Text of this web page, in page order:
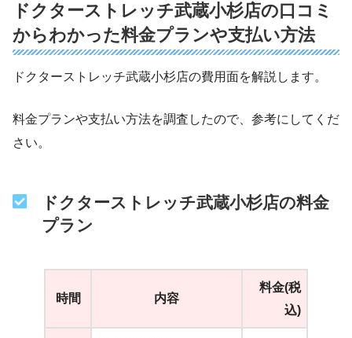
ドクターストレッチ武蔵小杉店の口コミ
からわかった料金プランや支払い方法
ドクターストレッチ武蔵小杉店の費用面を解説します。
料金プランや支払い方法を調査したので、参考にしてくだ
さい。
ドクターストレッチ武蔵小杉店の料金
プラン
時間 内容
料金(税
込)